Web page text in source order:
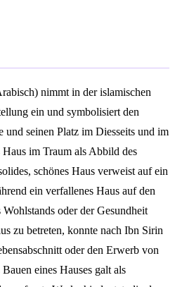
nimmt in der islamischen
ein und symbolisiert den
und seinen Platz im Diesseits und im
Haus im Traum als Abbild des
schönes Haus verweist auf ein
ein verfallenes Haus auf den
oder der Gesundheit
zu betreten, konnte nach Ibn Sirin
oder den Erwerb von
eines Hauses galt als